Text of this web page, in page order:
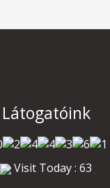
Látogatóink
Visit Today : 63